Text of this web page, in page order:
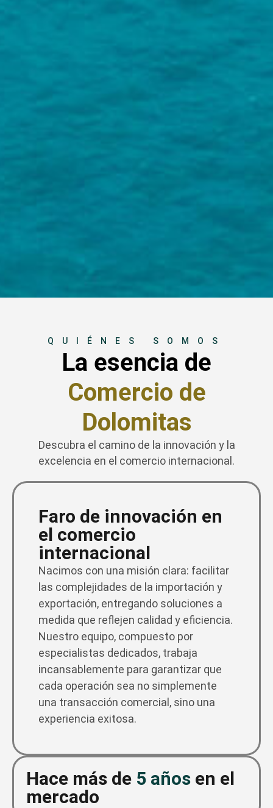
QUIÉNES SOMOS
La esencia de
Comercio de
Dolomitas
Descubra el camino de la innovación y la
excelencia en el comercio internacional.
Faro de innovación en
el comercio
internacional
Nacimos con una misión clara: facilitar
las complejidades de la importación y
exportación, entregando soluciones a
medida que reflejen calidad y eficiencia.
Nuestro equipo, compuesto por
especialistas dedicados, trabaja
incansablemente para garantizar que
cada operación sea no simplemente
una transacción comercial, sino una
experiencia exitosa.
Hace más de 5 años en el
mercado